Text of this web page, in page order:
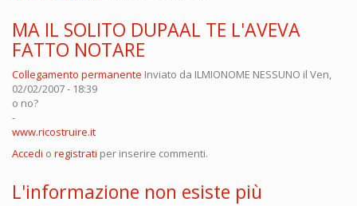
MA IL SOLITO DUPAAL TE L'AVEVA
FATTO NOTARE
Collegamento permanente Inviato da ILMIONOME NESSUNO il Ven,
02/02/2007 - 18:39
o no?
-
www.ricostruire.it
Accedi o registrati per inserire commenti.
L'informazione non esiste più